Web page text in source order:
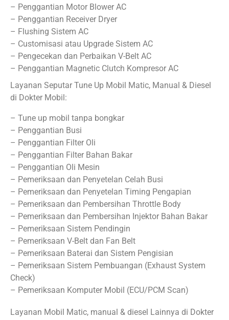
– Penggantian Motor Blower AC
– Penggantian Receiver Dryer
– Flushing Sistem AC
– Customisasi atau Upgrade Sistem AC
– Pengecekan dan Perbaikan V-Belt AC
– Penggantian Magnetic Clutch Kompresor AC
Layanan Seputar Tune Up Mobil Matic, Manual & Diesel
di Dokter Mobil:
– Tune up mobil tanpa bongkar
– Penggantian Busi
– Penggantian Filter Oli
– Penggantian Filter Bahan Bakar
– Penggantian Oli Mesin
– Pemeriksaan dan Penyetelan Celah Busi
– Pemeriksaan dan Penyetelan Timing Pengapian
– Pemeriksaan dan Pembersihan Throttle Body
– Pemeriksaan dan Pembersihan Injektor Bahan Bakar
– Pemeriksaan Sistem Pendingin
– Pemeriksaan V-Belt dan Fan Belt
– Pemeriksaan Baterai dan Sistem Pengisian
– Pemeriksaan Sistem Pembuangan (Exhaust System
Check)
– Pemeriksaan Komputer Mobil (ECU/PCM Scan)
Layanan Mobil Matic, manual & diesel Lainnya di Dokter